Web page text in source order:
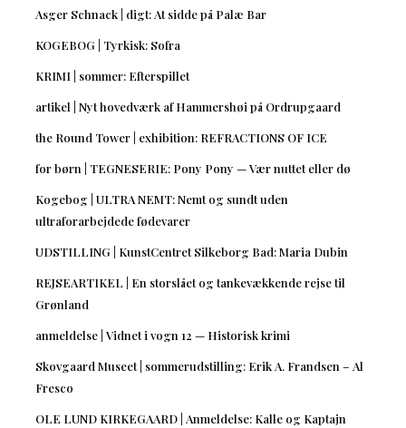
Asger Schnack | digt: At sidde på Palæ Bar
KOGEBOG | Tyrkisk: Sofra
KRIMI | sommer: Efterspillet
artikel | Nyt hovedværk af Hammershøi på Ordrupgaard
the Round Tower | exhibition: REFRACTIONS OF ICE
for børn | TEGNESERIE: Pony Pony — Vær nuttet eller dø
Kogebog | ULTRA NEMT: Nemt og sundt uden
ultraforarbejdede fødevarer
UDSTILLING | KunstCentret Silkeborg Bad: Maria Dubin
REJSEARTIKEL | En storslået og tankevækkende rejse til
Grønland
anmeldelse | Vidnet i vogn 12 — Historisk krimi
Skovgaard Museet | sommerudstilling: Erik A. Frandsen – Al
Fresco
OLE LUND KIRKEGAARD | Anmeldelse: Kalle og Kaptajn